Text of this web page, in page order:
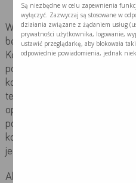
W założeniu Krajowej Sieci
będzie mieć wsparcie od
Koordynatorzy będą ściślej ze
pomiędzy ośrodkami SOLO, a
koordynatorem dotyczącej
terapeutycznej. Pacjent, który
opieki onkologicznej po
powinien mieć wskazanego
komórek koordynacji będzie
jednostki ochrony zdrowia.
Aktualnie ruszyły szkolenia
Są niezbędne w celu zapewnienia
wyłączyć. Zazwyczaj są stosowane w
działania związane z żądaniem usług
prywatności użytkownika, logowanie,
ustawić przeglądarkę, aby blokowała
odpowiednie powiadomienia, jednak